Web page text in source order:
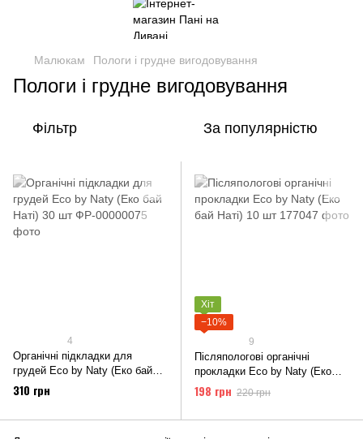
Малюкам Пологи і грудне вигодовування
Пологи і грудне вигодовування
Фільтр За популярністю
4
Органічні підкладки для
грудей Eco by Naty (Еко бай
Наті) 30 шт
310 грн
Хіт
−10%
9
Післяпологові органічні
прокладки Eco by Naty (Еко
бай Наті) 10 шт
198 грн 220 грн